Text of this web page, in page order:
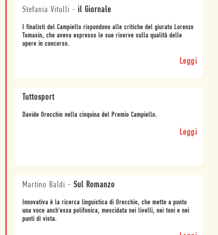
Stefania Vitulli - il Giornale
I finalisti del Campiello rispondono alle critiche del giurato Lorenzo
Tomasin, che aveva espresso le sue riserve sulla qualità delle
opere in concorso.
Leggi
Tuttosport
Davide Orecchio nella cinquina del Premio Campiello.
Leggi
Martino Baldi - Sul Romanzo
Innovativa è la ricerca linguistica di Orecchio, che mette a punto
una voce anch'essa polifonica, mescidata nei livelli, nei toni e nei
punti di vista.